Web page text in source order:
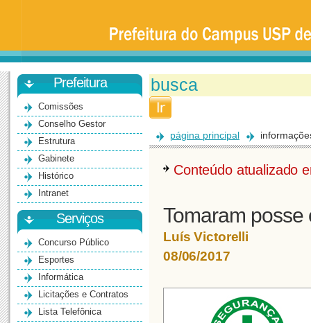
Universidade
São
Paulo
-
BauruPrefeitura
Comissões
Conselho Gestor
Estrutura
Gabinete
Histórico
Intranet
Serviços
Concurso Público
Esportes
Informática
Licitações e Contratos
Lista Telefônica
página principal
Conteúdo atualizado
Tomaram posse
Luís Victorelli
08/06/2017